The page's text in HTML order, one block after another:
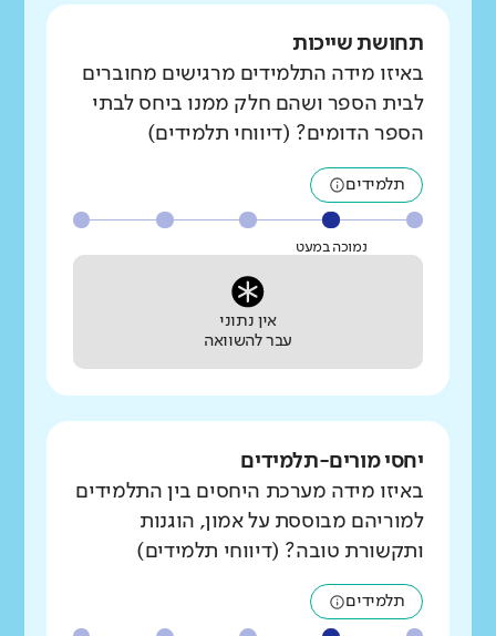
תחושת שייכות
באיזו מידה התלמידים מרגישים מחוברים
לבית הספר ושהם חלק ממנו ביחס לבתי
הספר הדומים? (דיווחי תלמידים)
תלמידים
נמוכה במעט
אין נתוני
עבר להשוואה
יחסי מורים-תלמידים
באיזו מידה מערכת היחסים בין התלמידים
למוריהם מבוססת על אמון, הוגנות
ותקשורת טובה? (דיווחי תלמידים)
תלמידים